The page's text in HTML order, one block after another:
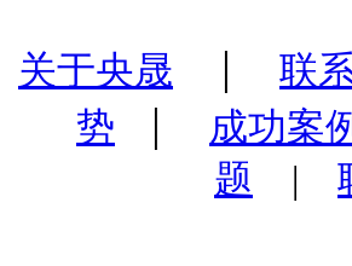
关于央晟 | 联
势
| 成功案
题 |